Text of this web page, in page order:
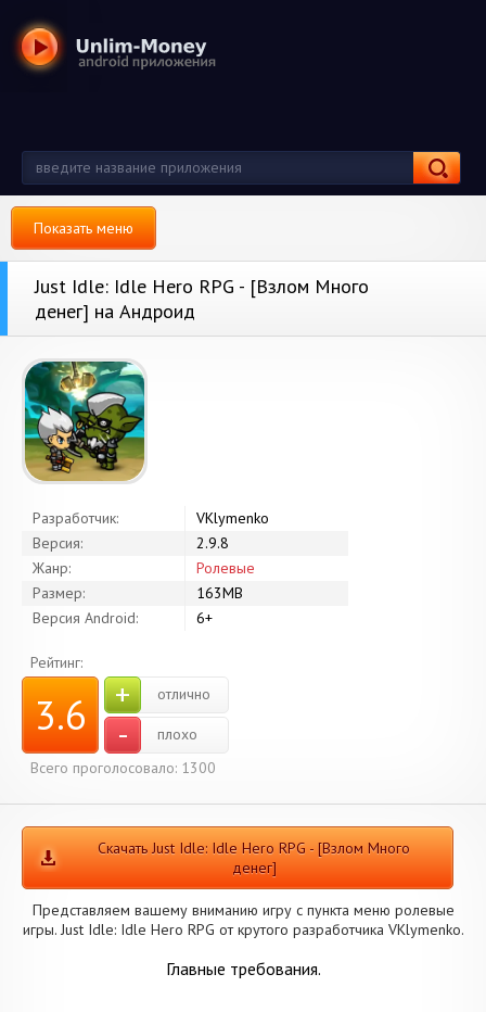
Показать меню
Just Idle: Idle Hero RPG - [Взлом Много
денег] на Андроид
Разработчик:
VKlymenko
Версия:
2.9.8
Жанр:
Ролевые
Размер:
163MB
Версия Android:
6+
Рейтинг:
3.6 + отлично
-
плохо
Всего проголосовало: 1300
Скачать Just Idle: Idle Hero RPG - [Взлом Много
денег]
Представляем вашему вниманию игру с пункта меню ролевые
игры. Just Idle: Idle Hero RPG от крутого разработчика VKlymenko.
Главные требования.